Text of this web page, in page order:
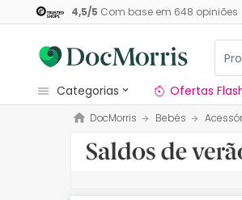
4,5/5 Com base em 648 opiniões
categorias
Dermocosmetica
Nossa marca
Ofertas
DocMorris Bebés